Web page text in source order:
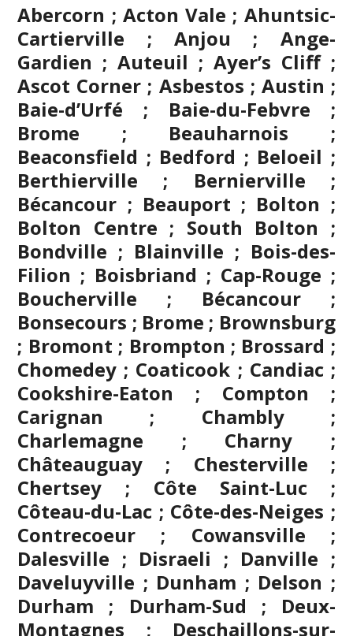
Abercorn ; Acton Vale ; Ahuntsic-
Cartierville ; Anjou ; Ange-
Gardien ; Auteuil ; Ayer’s Cliff ;
Ascot Corner ; Asbestos ; Austin ;
Baie-d’Urfé ; Baie-du-Febvre ;
Brome ; Beauharnois ;
Beaconsfield ; Bedford ; Beloeil ;
Berthierville ; Bernierville ;
Bécancour ; Beauport ; Bolton ;
Bolton Centre ; South Bolton ;
Bondville ; Blainville ; Bois-des-
Filion ; Boisbriand ; Cap-Rouge ;
Boucherville ; Bécancour ;
Bonsecours ; Brome ; Brownsburg
; Bromont ; Brompton ; Brossard ;
Chomedey ; Coaticook ; Candiac ;
Cookshire-Eaton ; Compton ;
Carignan ; Chambly;
Charlemagne ; Charny ;
Châteauguay ; Chesterville ;
Chertsey ; Côte Saint-Luc ;
Côteau-du-Lac ; Côte-des-Neiges ;
Contrecoeur ; Cowansville ;
Dalesville ; Disraeli ; Danville ;
Daveluyville ; Dunham ; Delson ;
Durham ; Durham-Sud ; Deux-
Montagnes ; Deschaillons-sur-